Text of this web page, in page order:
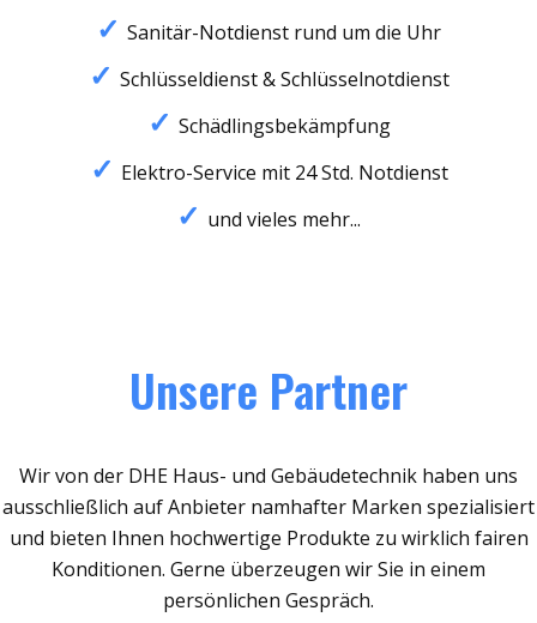
Sanitär-Notdienst rund um die Uhr
Schlüsseldienst & Schlüsselnotdienst
Schädlingsbekämpfung
Elektro-Service mit 24 Std. Notdienst
und vieles mehr...
Unsere Partner
Wir von der DHE Haus- und Gebäudetechnik haben uns
ausschließlich auf Anbieter namhafter Marken spezialisiert
und bieten Ihnen hochwertige Produkte zu wirklich fairen
Konditionen. Gerne überzeugen wir Sie in einem
persönlichen Gespräch.